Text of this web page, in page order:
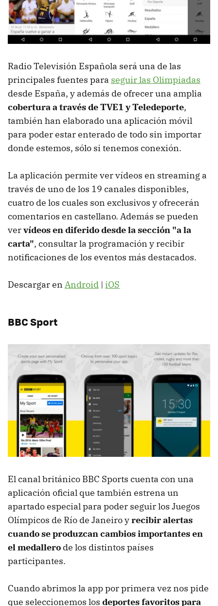
Radio Televisión Española será una de las
principales fuentes para seguir las Olimpiadas
desde España, y además de ofrecer una amplia
cobertura a través de TVE1 y Teledeporte,
también han elaborado una aplicación móvil
para poder estar enterado de todo sin importar
donde estemos, sólo si tenemos conexión.
La aplicación permite ver vídeos en streaming a
través de uno de los 19 canales disponibles,
cuatro de los cuales son exclusivos y ofrecerán
comentarios en castellano. Además se pueden
vervídeos en diferido desde la sección "a la
carta", consultar la programación y recibir
notificaciones de los eventos más destacados.
Descargar en Android | iOS
BBC Sport
El canal británico BBC Sports cuenta con una
aplicación oficial que también estrena un
apartado especial para poder seguir los Juegos
Olímpicos de Río de Janeiro yrecibir alertas
cuando se produzcan cambios importantes en
el medallero de los distintos países
participantes.
Cuando abrimos la app por primera vez nos pide
que seleccionemos los deportes favoritos para